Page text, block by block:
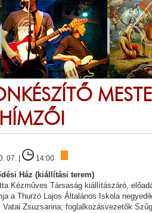
07. | 14:00
Ház (kiállítási terem)
Kézműves Társaság kiállítászáró,
a Thurzó Lajos Általános Iskola
Vatai Zsuzsanna; foglalkozásvezetők